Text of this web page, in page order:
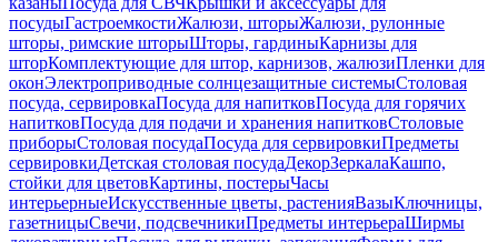
посудыГастроемкостиЖалюзи, шторыЖалюзи, рулонные
шторы, римские шторыШторы, гардиныКарнизы для
шторКомплектующие для штор, карнизов, жалюзиПленки для
оконЭлектроприводные солнцезащитные системыСтоловая
посуда, сервировкаПосуда для напитковПосуда для горячих
напитковПосуда для подачи и хранения напитковСтоловые
приборыСтоловая посудаПосуда для сервировкиПредметы
сервировкиДетская столовая посудаДекорЗеркалаКашпо,
стойки для цветовКартины, постерыЧасы
интерьерныеИскусственные цветы, растенияВазыКлючницы,
газетницыСвечи, подсвечникиПредметы интерьераШирмы